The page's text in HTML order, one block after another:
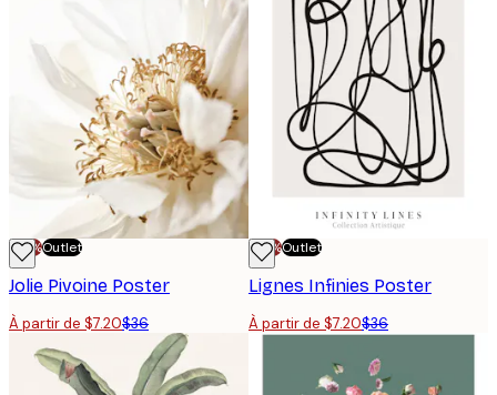
-70%Outlet
Jolie Pivoine Poster
À partir de $7.20$36
-70%Outlet
Lignes Infinies Poster
À partir de $7.20$36